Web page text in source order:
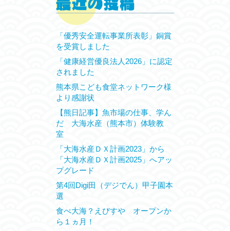
「優秀安全運転事業所表彰」銅賞
を受賞しました
「健康経営優良法人2026」に認定
されました
熊本県こども食堂ネットワーク様
より感謝状
【熊日記事】魚市場の仕事、学ん
だ 大海水産（熊本市）体験教
室
「大海水産ＤＸ計画2023」から
「大海水産ＤＸ計画2025」へアッ
プグレード
第4回Digi田（デジでん）甲子園本
選
食べ大海？えびすや オープンか
ら１ヵ月！